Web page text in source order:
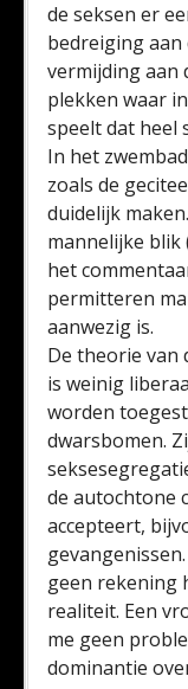
de seksen er
bedreiging aan
vermijding aan
plekken waar
speelt dat heel
In het
zoals de
duidelijk
mannelijke blik
het
permitteren
aanwezig is.
De theorie van
is weinig
worden
dwarsbomen.
de autochtone
accepteert,
geen rekening
realiteit. Een
me geen
dominantie